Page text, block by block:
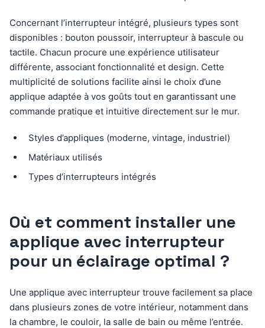
Concernant l’interrupteur intégré, plusieurs types sont
disponibles : bouton poussoir, interrupteur à bascule ou
tactile. Chacun procure une expérience utilisateur
différente, associant fonctionnalité et design. Cette
multiplicité de solutions facilite ainsi le choix d’une
applique adaptée à vos goûts tout en garantissant une
commande pratique et intuitive directement sur le mur.
Styles d’appliques (moderne, vintage, industriel)
Matériaux utilisés
Types d’interrupteurs intégrés
Où et comment installer une
applique avec interrupteur
pour un éclairage optimal ?
Une applique avec interrupteur trouve facilement sa place
dans plusieurs zones de votre intérieur, notamment dans
la chambre, le couloir, la salle de bain ou même l’entrée.